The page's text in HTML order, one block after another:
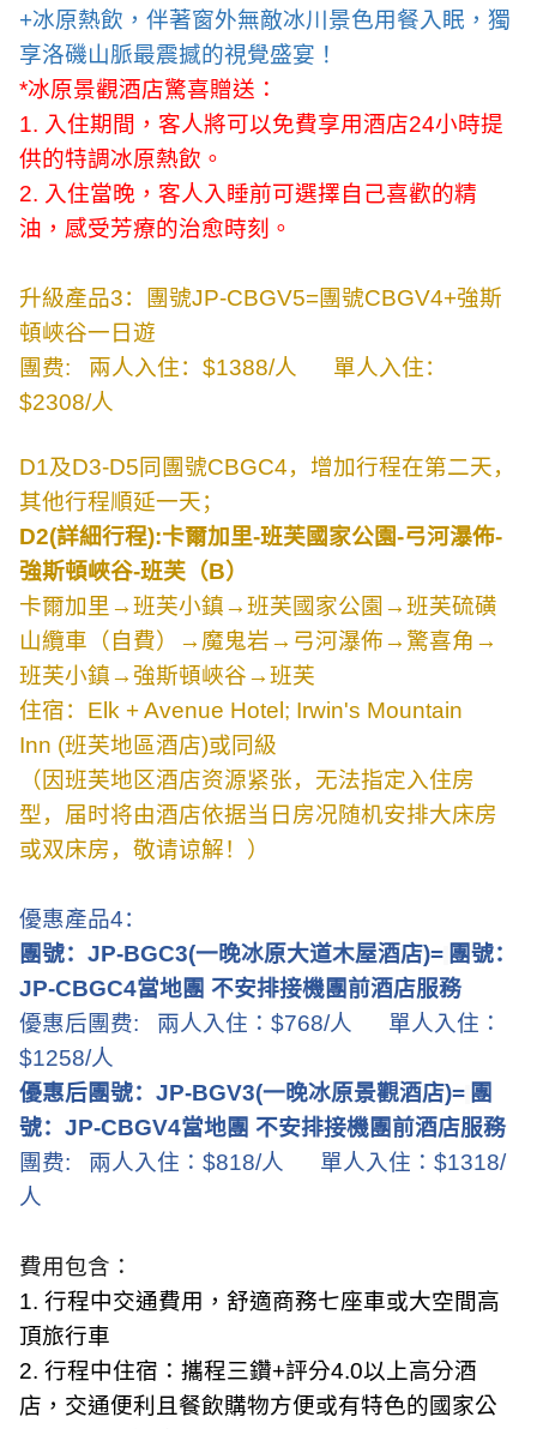
+冰原熱飲，伴著窗外無敵冰川景色用餐入眠，獨
享洛磯山脈最震撼的視覺盛宴！
*冰原景觀酒店驚喜贈送：
1. 入住期間，客人將可以免費享用酒店24小時提
供的特調冰原熱飲。
2. 入住當晚，客人入睡前可選擇自己喜歡的精
油，感受芳療的治愈時刻。
升級產品3：團號JP-CBGV5=團號CBGV4+強斯
頓峽谷一日遊
團费: 兩人入住： $1388/人
單人入住：
$2308/人
D1及D3-D5同團號CBGC4，增加行程在第二天，
其他行程順延一天；
D2(詳細行程):卡爾加里-班芙國家公園-弓河瀑佈-
強斯頓峽谷-班芙（B）
卡爾加里→班芙小鎮→班芙國家公園→班芙硫磺
山纜車（自費）→魔鬼岩→弓河瀑佈→驚喜角→
班芙小鎮→強斯頓峽谷→班芙
住宿： Elk + Avenue Hotel; Irwin's Mountain
Inn (班芙地區酒店)或同級
（因班芙地区酒店资源紧张，无法指定入住房
型，届时将由酒店依据当日房况随机安排大床房
或双床房，敬请谅解！）
優惠產品4：
團號： JP-BGC3(一晚冰原大道木屋酒店)= 團號：
JP-CBGC4當地團 不安排接機團前酒店服務
優惠后團费: 兩人入住： $768/人
單人入住：
$1258/人
優惠后團號： JP-BGV3(一晚冰原景觀酒店)= 團
號： JP-CBGV4當地團 不安排接機團前酒店服務
團费: 兩人入住： $818/人 單人入住： $1318/
人
費用包含：
1. 行程中交通費用，舒適商務七座車或大空間高
頂旅行車
2. 行程中住宿：攜程三鑽+評分4.0以上高分酒
店，交通便利且餐飲購物方便或有特色的國家公